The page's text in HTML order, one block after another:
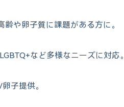
や卵子質に課題がある方に。
など多様なニーズに対応。
子提供。